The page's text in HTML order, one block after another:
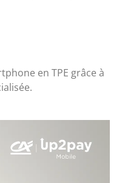
en TPE grâce à